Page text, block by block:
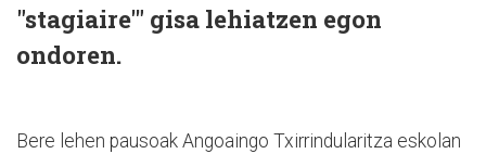
"stagiaire'" gisa lehiatzen egon
ondoren.
Bere lehen pausoak Angoaingo Txirrindularitza eskolan